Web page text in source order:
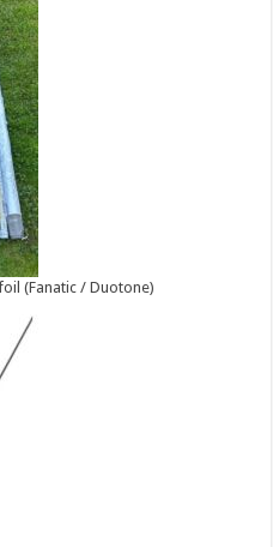
(Fanatic / Duotone)